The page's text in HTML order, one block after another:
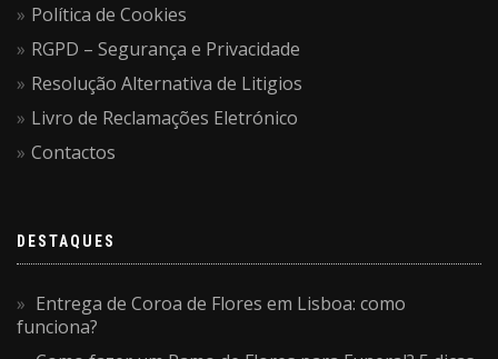
Política de Cookies
RGPD – Segurança e Privacidade
Resolução Alternativa de Litigios
Livro de Reclamações Eletrónico
Contactos
DESTAQUES
Entrega de Coroa de Flores em Lisboa: como
funciona?